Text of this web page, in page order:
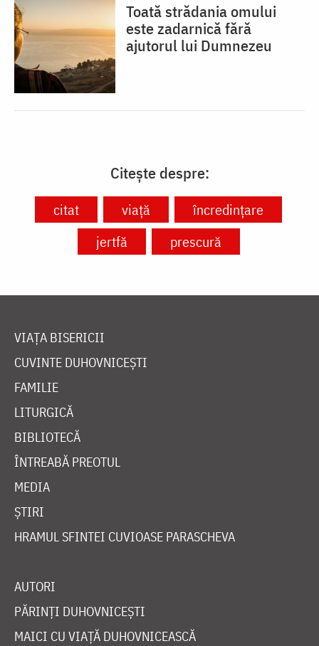
Toată strădania omului
este zadarnică fără
ajutorul lui Dumnezeu
Citește despre:
citat viață
încredințare
jertfă
prescură
VIAȚA BISERICII
CUVINTE DUHOVNICEȘTI
FAMILIE
LITURGICĂ
BIBLIOTECĂ
ÎNTREABĂ PREOTUL
MEDIA
ȘTIRI
HRAMUL SFINTEI CUVIOASE PARASCHEVA
AUTORI
PĂRINȚI DUHOVNICEȘTI
MAICI CU VIAȚĂ DUHOVNICEASCĂ